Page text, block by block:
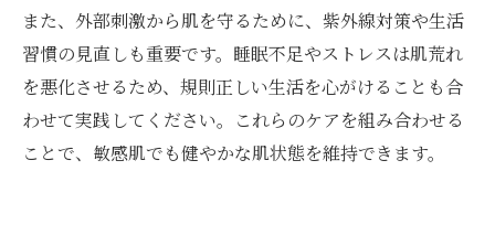
また、外部刺激から肌を守るために、紫外線対策や生活
習慣の見直しも重要です。睡眠不足やストレスは肌荒れ
を悪化させるため、規則正しい生活を心がけることも合
わせて実践してください。これらのケアを組み合わせる
ことで、敏感肌でも健やかな肌状態を維持できます。